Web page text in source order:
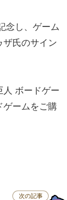
念し、ゲーム
ザ氏のサイン
人 ボードゲー
ゲームをご購
次の記事